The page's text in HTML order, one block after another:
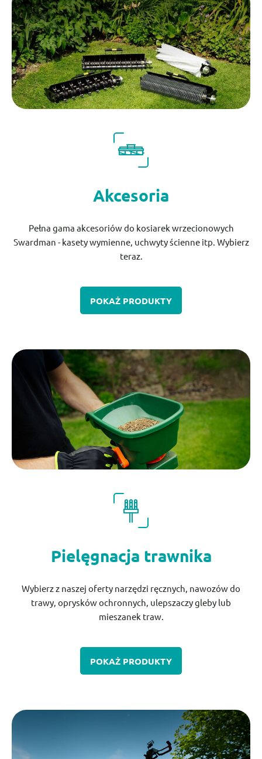
Akcesoria
Pełna gama akcesoriów do kosiarek wrzecionowych
Swardman - kasety wymienne, uchwyty ścienne itp. Wybierz
teraz.
POKAŻ PRODUKTY
Pielęgnacja trawnika
Wybierz z naszej oferty narzędzi ręcznych, nawozów do
trawy, oprysków ochronnych, ulepszaczy gleby lub
mieszanek traw.
POKAŻ PRODUKTY